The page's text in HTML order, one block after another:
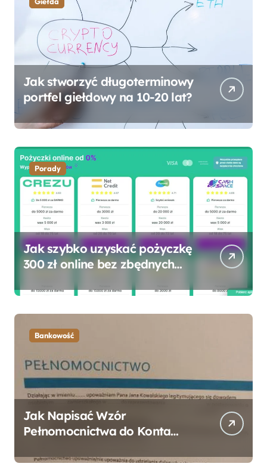
Jak stworzyć długoterminowy
portfel giełdowy na 10-20 lat?
Porady
Jak szybko uzyskać pożyczkę
300 zł online bez zbędnych
Bankowość
Jak Napisać Wzór
Pełnomocnictwa do Konta
Przewodnik